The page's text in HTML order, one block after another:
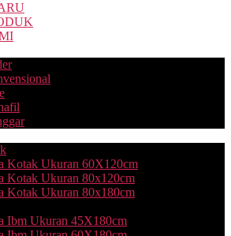
Kotak Ukuran 60X120cm
Kotak Ukuran 80x120cm
Kotak Ukuran 80x180cm
Ibm Ukuran 45X180cm